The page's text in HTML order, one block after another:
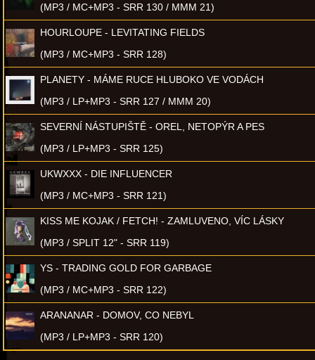
(MP3 / MC+MP3 - SRR 130 / MMM 21)
HOURLOUPE - LEVITATING FIELDS
(MP3 / MC+MP3 - SRR 128)
PLANETY - MÁME RUCE HLUBOKO VE VODÁCH
(MP3 / LP+MP3 - SRR 127 / MMM 20)
SEVERNÍ NÁSTUPIŠTĚ - OREL, NETOPÝR A PES
(MP3 / LP+MP3 - SRR 125)
UKWXXX - DIE INFLUENCER
(MP3 / MC+MP3 - SRR 121)
KISS ME KOJAK / FETCH! - ZAMLUVENO, VÍC LÁSKY
(MP3 / SPLIT 12" - SRR 119)
YS - TRADING GOLD FOR GARBAGE
(MP3 / MC+MP3 - SRR 122)
ARANANAR - DOMOV, CO NEBYL
(MP3 / LP+MP3 - SRR 120)